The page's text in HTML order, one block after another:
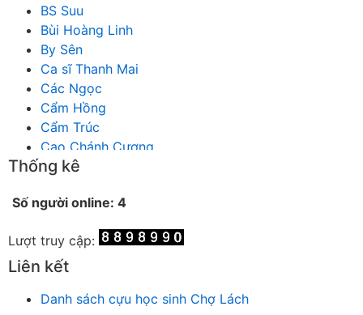
BS Suu
Bùi Hoàng Linh
By Sên
Ca sĩ Thanh Mai
Các Ngọc
Cẩm Hồng
Cẩm Trúc
Cao Chánh Cương
Cao Nhật Quyên
Chích Chị
Chu Trầm Nguyên Minh
Cò Bằng
Công Bình
Thống kê
Số người online: 4
Lượt truy cập:
Liên kết
Danh sách cựu học sinh Chợ Lách